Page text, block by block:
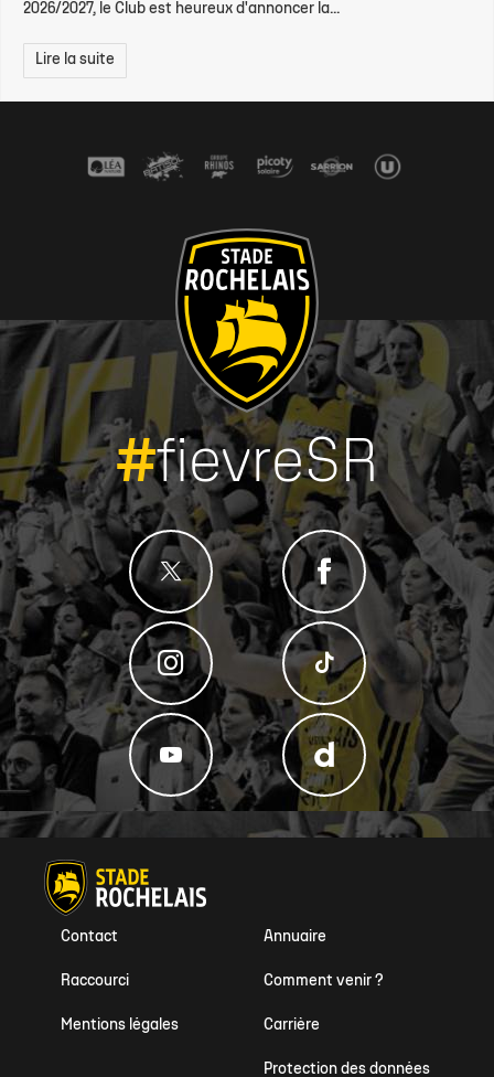
2026/2027, le Club est heureux d'annoncer la...
Lire la suite
#fievreSR
Annuaire
Contact
Comment venir ?
Raccourci
Carrière
Mentions légales
Protection des données